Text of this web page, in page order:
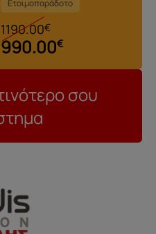
Ετοιμοπαράδοτο
1190.00€
990.00€
σου